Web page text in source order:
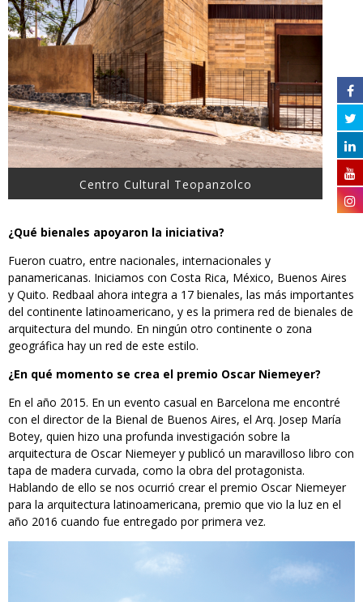
Centro Cultural Teopanzolco
¿Qué bienales apoyaron la iniciativa?
Fueron cuatro, entre nacionales, internacionales y
panamericanas. Iniciamos con Costa Rica, México, Buenos Aires
y Quito. Redbaal ahora integra a 17 bienales, las más importantes
del continente latinoamericano, y es la primera red de bienales de
arquitectura del mundo. En ningún otro continente o zona
geográfica hay un red de este estilo.
¿En qué momento se crea el premio Oscar Niemeyer?
En el año 2015. En un evento casual en Barcelona me encontré
con el director de la Bienal de Buenos Aires, el Arq. Josep María
Botey, quien hizo una profunda investigación sobre la
arquitectura de Oscar Niemeyer y publicó un maravilloso libro con
tapa de madera curvada, como la obra del protagonista.
Hablando de ello se nos ocurrió crear el premio Oscar Niemeyer
para la arquitectura latinoamericana, premio que vio la luz en el
año 2016 cuando fue entregado por primera vez.